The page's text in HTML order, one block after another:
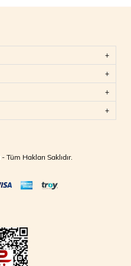
- Tüm Hakları Saklıdır.